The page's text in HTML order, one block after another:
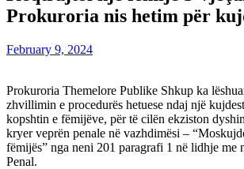
Prokuroria nis hetim për
February 9, 2024
Prokuroria Themelore Publike Shkup ka
zhvillimin e procedurës hetuese ndaj një
kopshtin e fëmijëve, për të cilën ekziston
kryer veprën penale në vazhdimësi –
fëmijës” nga neni 201 paragrafi 1 në lidhje me
Penal.